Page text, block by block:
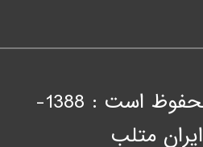
تمامی حقوق محفوظ است : 1388-
ايران متلب